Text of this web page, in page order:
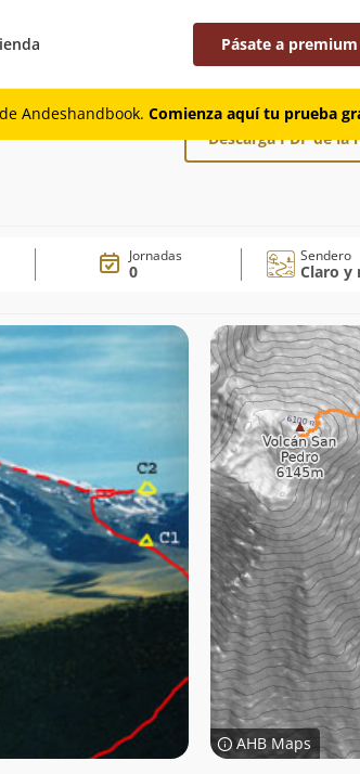
Pásate a premium
Andeshandbook. Comienza aquí tu prueba
Descarga PDF de la
Jornadas
0
Sendero
Claro y
AHB Maps